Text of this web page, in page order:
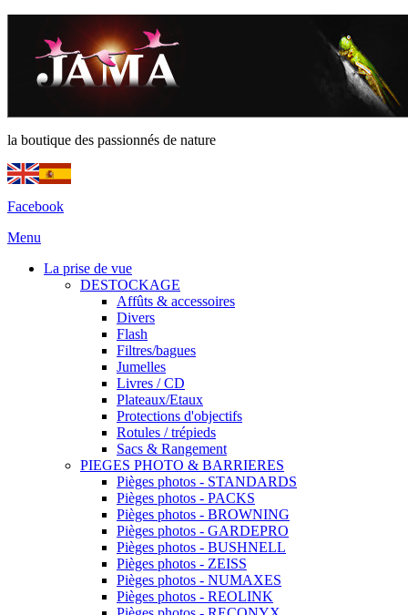
la boutique des passionnés de nature
Facebook
Menu
La prise de vue
DESTOCKAGE
Affûts & accessoires
Divers
Flash
Filtres/bagues
Jumelles
Livres / CD
Plateaux/Etaux
Protections d'objectifs
Rotules / trépieds
Sacs & Rangement
PIEGES PHOTO & BARRIERES
Pièges photos - STANDARDS
Pièges photos - PACKS
Pièges photos - BROWNING
Pièges photos - GARDEPRO
Pièges photos - BUSHNELL
Pièges photos - ZEISS
Pièges photos - NUMAXES
Pièges photos - REOLINK